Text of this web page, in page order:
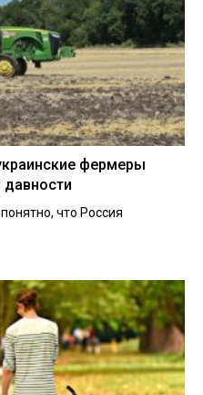
фермеры
давности
что Россия